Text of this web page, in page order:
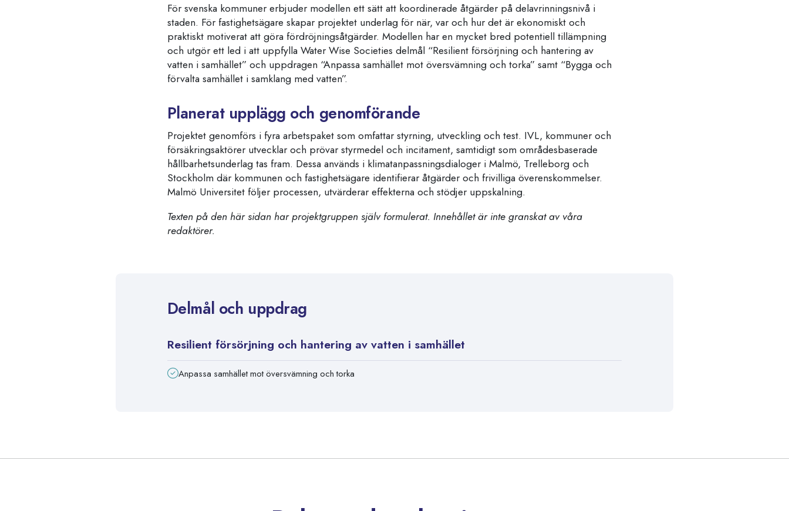
För svenska kommuner erbjuder modellen ett sätt att koordinerade åtgärder på delavrinningsnivå i
staden. För fastighetsägare skapar projektet underlag för när, var och hur det är ekonomiskt och
praktiskt motiverat att göra fördröjningsåtgärder. Modellen har en mycket bred potentiell tillämpning
och utgör ett led i att uppfylla Water Wise Societies delmål “Resilient försörjning och hantering av
vatten i samhället” och uppdragen “Anpassa samhället mot översvämning och torka” samt “Bygga och
förvalta samhället i samklang med vatten”.
Planerat upplägg och genomförande
Projektet genomförs i fyra arbetspaket som omfattar styrning, utveckling och test. IVL, kommuner och
försäkringsaktörer utvecklar och prövar styrmedel och incitament, samtidigt som områdesbaserade
hållbarhetsunderlag tas fram. Dessa används i klimatanpassningsdialoger i Malmö, Trelleborg och
Stockholm där kommunen och fastighetsägare identifierar åtgärder och frivilliga överenskommelser.
Malmö Universitet följer processen, utvärderar effekterna och stödjer uppskalning.
Texten på den här sidan har projektgruppen själv formulerat. Innehållet är inte granskat av våra
redaktörer.
Delmål och uppdrag
Resilient försörjning och hantering av vatten i samhället
Anpassa samhället mot översvämning och torka